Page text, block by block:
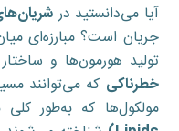
آیا می‌دانستید در
جریان است؟ مبارزه‌ای
تولید هورمون‌ها و
خطرناکی که می‌توانند
مولکول‌ها که به‌طور